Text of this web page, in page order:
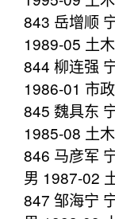
843 岳增顺
1989-05 土
844 柳连强
1986-01 市
845 魏具东
1985-08 土
846 马彦军
男 1987-02
847 邹海宁